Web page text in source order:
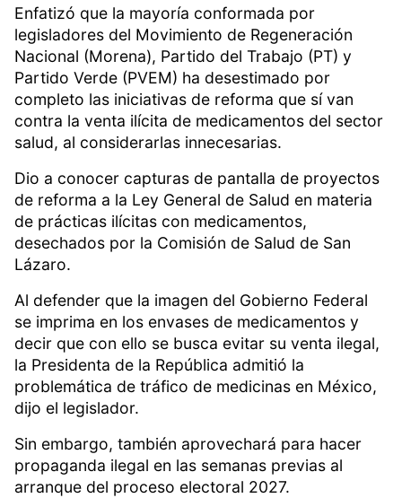
Enfatizó que la mayoría conformada por
legisladores del Movimiento de Regeneración
Nacional (Morena), Partido del Trabajo (PT) y
Partido Verde (PVEM) ha desestimado por
completo las iniciativas de reforma que sí van
contra la venta ilícita de medicamentos del sector
salud, al considerarlas innecesarias.
Dio a conocer capturas de pantalla de proyectos
de reforma a la Ley General de Salud en materia
de prácticas ilícitas con medicamentos,
desechados por la Comisión de Salud de San
Lázaro.
Al defender que la imagen del Gobierno Federal
se imprima en los envases de medicamentos y
decir que con ello se busca evitar su venta ilegal,
la Presidenta de la República admitió la
problemática de tráfico de medicinas en México,
dijo el legislador.
Sin embargo, también aprovechará para hacer
propaganda ilegal en las semanas previas al
arranque del proceso electoral 2027.